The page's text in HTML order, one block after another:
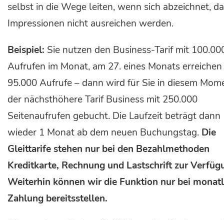
selbst in die Wege leiten, wenn sich abzeichnet,
Impressionen nicht ausreichen werden.
Beispiel: Sie nutzen den Business-Tarif mit
Aufrufen im Monat, am 27. eines Monats erreichen
95.000 Aufrufe – dann wird für Sie in diesem
der nächsthöhere Tarif Business mit 250.000
Seitenaufrufen gebucht. Die Laufzeit beträgt dann
wieder 1 Monat ab dem neuen Buchungstag. Die
Gleittarife stehen nur bei den Bezahlmethoden
Kreditkarte, Rechnung und Lastschrift zur
Weiterhin können wir die Funktion nur bei
Zahlung bereitsstellen.